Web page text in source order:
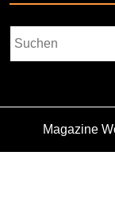
Magazine